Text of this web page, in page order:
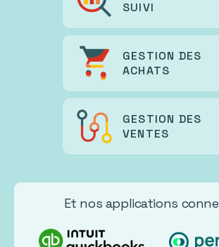
SUIVI
GESTION DES
ACHATS
GESTION DES
VENTES
Et nos applications